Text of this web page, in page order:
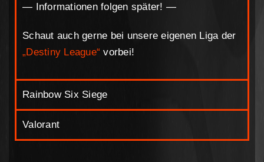
— Informationen folgen später! —
Schaut auch gerne bei unsere eigenen Liga der
„Destiny League“ vorbei!
Rainbow Six Siege
Valorant